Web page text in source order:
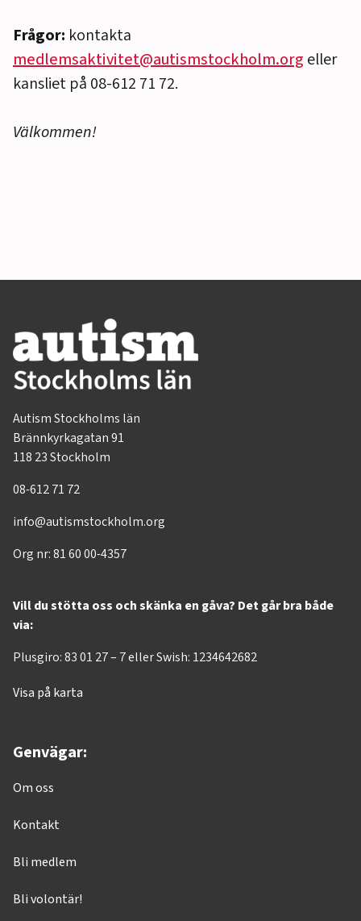
Frågor: kontakta
medlemsaktivitet@autismstockholm.org eller
kansliet på 08-612 71 72.
Välkommen!
Autism Stockholms län
Brännkyrkagatan 91
118 23 Stockholm
08-612 71 72
info@autismstockholm.org
Org nr: 81 60 00-4357
Vill du stötta oss och skänka en gåva? Det går bra både
via:
Plusgiro: 83 01 27 – 7 eller Swish: 1234642682
Visa på karta
Genvägar:
Om oss
Kontakt
Bli medlem
Bli volontär!